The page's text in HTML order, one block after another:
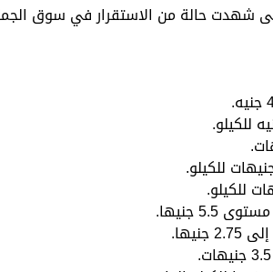
شهدت حالة من الاستقرار في سوق
جنيها.